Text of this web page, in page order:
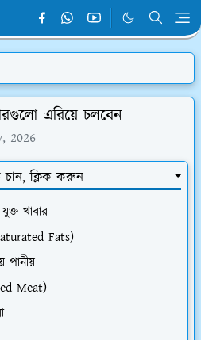
এরিয়ে চলবেন
2026
ক্লিক করুন
খাবার
Fats)
পানীয়
Meat)